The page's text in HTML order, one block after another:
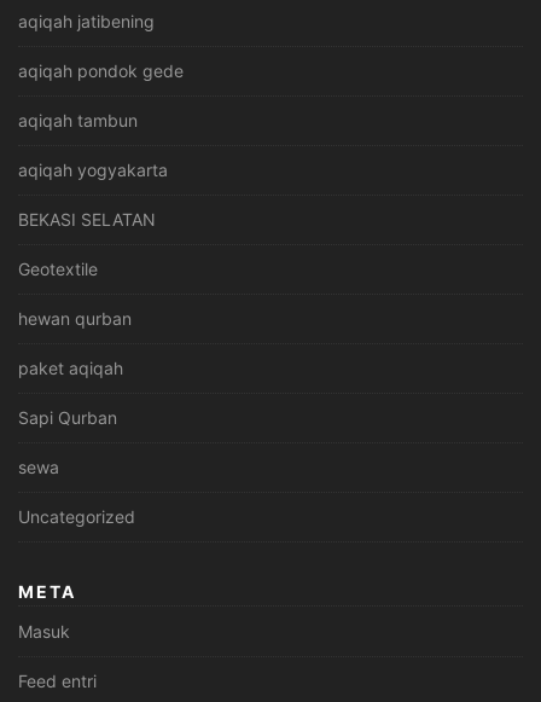
aqiqah jatibening
aqiqah pondok gede
aqiqah tambun
aqiqah yogyakarta
BEKASI SELATAN
Geotextile
hewan qurban
paket aqiqah
Sapi Qurban
sewa
Uncategorized
META
Masuk
Feed entri